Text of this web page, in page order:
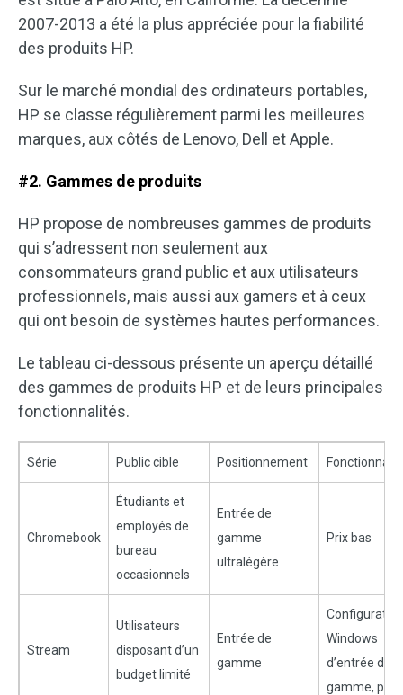
2007-2013 a été la plus appréciée pour la fiabilité
des produits HP.
Sur le marché mondial des ordinateurs portables,
HP se classe régulièrement parmi les meilleures
marques, aux côtés de Lenovo, Dell et Apple.
#2. Gammes de produits
HP propose de nombreuses gammes de produits
qui s’adressent non seulement aux
consommateurs grand public et aux utilisateurs
professionnels, mais aussi aux gamers et à ceux
qui ont besoin de systèmes hautes performances.
Le tableau ci-dessous présente un aperçu détaillé
des gammes de produits HP et de leurs principales
fonctionnalités.
Série Public cible Positionnement
Chromebook
Étudiants et
employés de
bureau
occasionnels
Entrée de
gamme
ultralégère
Prix bas
Stream
Utilisateurs
disposant d’un
budget limité
Entrée de
gamme
Configuration
Windows
d’entrée de
gamme, prix